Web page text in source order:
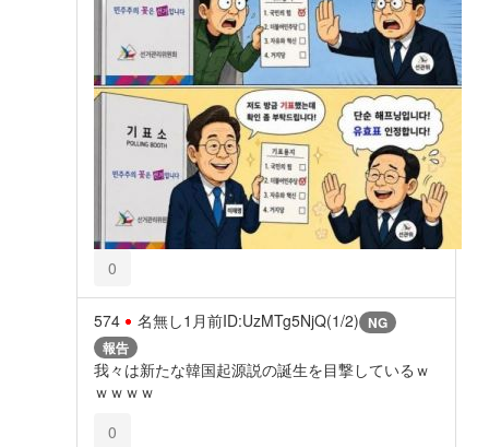
0
574 名無し1月前ID:UzMTg5NjQ(1/2) NG
報告
我々は新たな韓国起源説の誕生を目撃しているｗ
ｗｗｗｗ
0